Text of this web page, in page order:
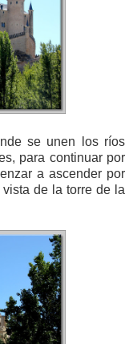
se unen los ríos
para continuar por
a ascender por
de la torre de la